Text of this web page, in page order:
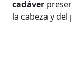
cadáver
la cabeza y del